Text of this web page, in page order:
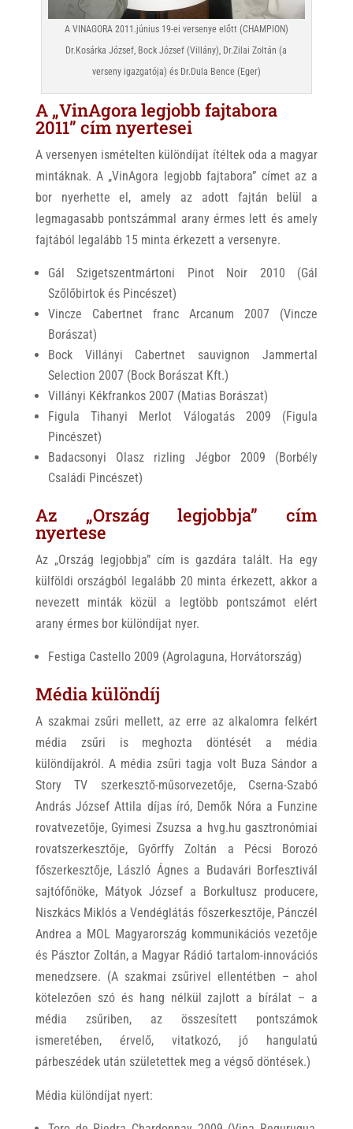
A VINAGORA 2011.június 19-ei versenye előtt (CHAMPION)
Dr.Kosárka József, Bock József (Villány), Dr.Zilai Zoltán (a
verseny igazgatója) és Dr.Dula Bence (Eger)
A „VinAgora legjobb fajtabora
2011” cím nyertesei
A versenyen ismételten különdíjat ítéltek oda a magyar
mintáknak. A „VinAgora legjobb fajtabora” címet az a
bor nyerhette el, amely az adott fajtán belül a
legmagasabb pontszámmal arany érmes lett és amely
fajtából legalább 15 minta érkezett a versenyre.
Gál Szigetszentmártoni Pinot Noir 2010 (Gál
Szőlőbirtok és Pincészet)
Vincze Cabertnet franc Arcanum 2007 (Vincze
Borászat)
Bock Villányi Cabertnet sauvignon Jammertal
Selection 2007 (Bock Borászat Kft.)
Villányi Kékfrankos 2007 (Matias Borászat)
Figula Tihanyi Merlot Válogatás 2009 (Figula
Pincészet)
Badacsonyi Olasz rizling Jégbor 2009 (Borbély
Családi Pincészet)
Az „Ország legjobbja” cím
nyertese
Az „Ország legjobbja” cím is gazdára talált. Ha egy
külföldi országból legalább 20 minta érkezett, akkor a
nevezett minták közül a legtöbb pontszámot elért
arany érmes bor különdíjat nyer.
Festiga Castello 2009 (Agrolaguna, Horvátország)
Média különdíj
A szakmai zsűri mellett, az erre az alkalomra felkért
média zsűri is meghozta döntését a média
különdíjakról. A média zsűri tagja volt Buza Sándor a
Story TV szerkesztő-műsorvezetője, Cserna-Szabó
András József Attila díjas író, Demők Nóra a Funzine
rovatvezetője, Gyimesi Zsuzsa a hvg.hu gasztronómiai
rovatszerkesztője, Győrffy Zoltán a Pécsi Borozó
főszerkesztője, László Ágnes a Budavári Borfesztivál
sajtófőnöke, Mátyok József a Borkultusz producere,
Niszkács Miklós a Vendéglátás főszerkesztője, Pánczél
Andrea a MOL Magyarország kommunikációs vezetője
és Pásztor Zoltán, a Magyar Rádió tartalom-innovációs
menedzsere. (A szakmai zsűrivel ellentétben – ahol
kötelezően szó és hang nélkül zajlott a bírálat – a
média zsűriben, az összesített pontszámok
ismeretében, érvelő, vitatkozó, jó hangulatú
párbeszédek után születettek meg a végső döntések.)
Média különdíjat nyert: